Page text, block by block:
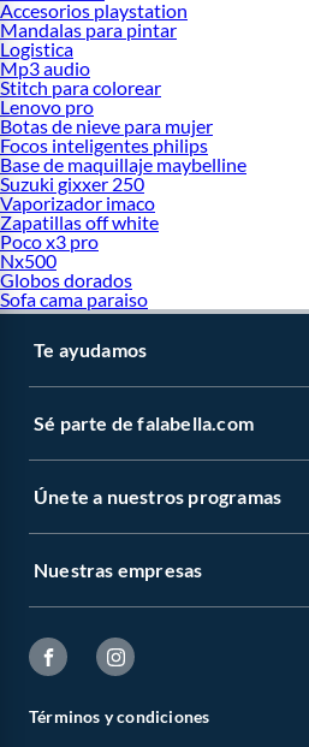
Accesorios playstation
Mandalas para pintar
Logistica
Mp3 audio
Stitch para colorear
Lenovo pro
Botas de nieve para mujer
Focos inteligentes philips
Base de maquillaje maybelline
Suzuki gixxer 250
Vaporizador imaco
Zapatillas off white
Poco x3 pro
Nx500
Globos dorados
Sofa cama paraiso
Te ayudamos
Sé parte de falabella.com
Únete a nuestros programas
Nuestras empresas
Términos y condiciones